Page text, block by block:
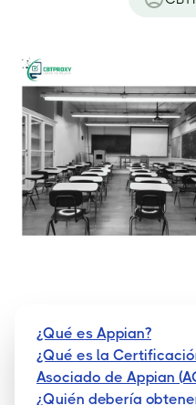
¿Qué es Appian?
¿Qué es la
Asociado de Appian
¿Quién debería